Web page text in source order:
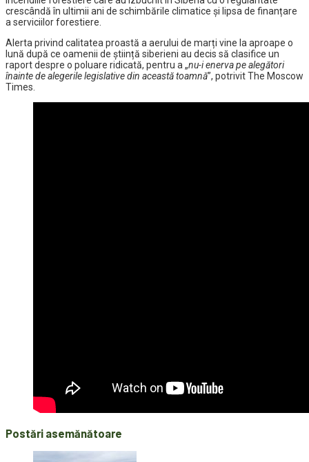
crescândă în ultimii ani de schimbările climatice și lipsa de finanțare
a serviciilor forestiere.
Alerta privind calitatea proastă a aerului de marți vine la aproape o
lună după ce oamenii de știință siberieni au decis să clasifice un
raport despre o poluare ridicată, pentru a „nu-i enerva pe alegători
înainte de alegerile legislative din această toamnă”, potrivit The Moscow
Times.
Postări asemănătoare